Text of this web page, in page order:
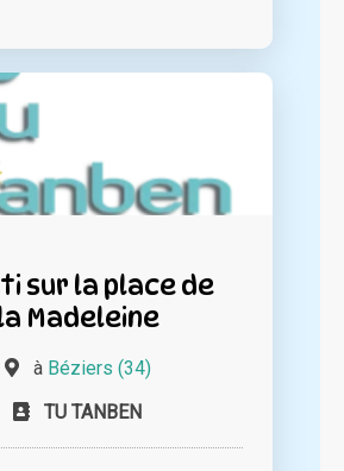
sur la place de
Madeleine
à Béziers (34)
TU TANBEN